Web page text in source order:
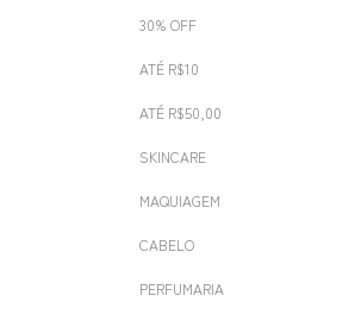
30% OFF
ATÉ R$10
ATÉ R$50,00
SKINCARE
MAQUIAGEM
CABELO
PERFUMARIA